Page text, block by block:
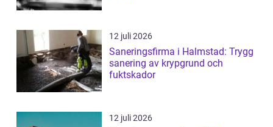
12 juli 2026
Saneringsfirma i Halmstad: Trygg
sanering av krypgrund och
fuktskador
12 juli 2026